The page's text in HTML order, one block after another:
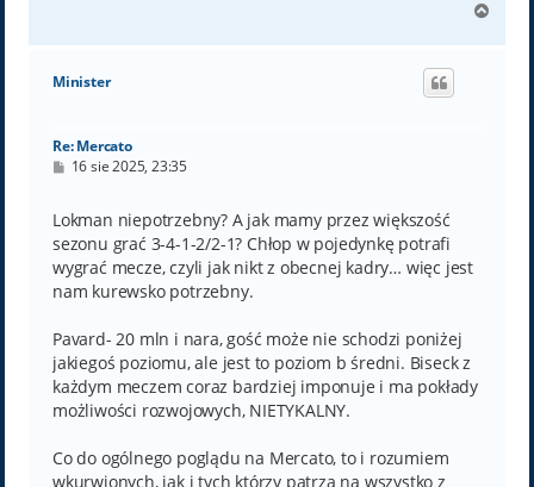
g
Minister
Re: Mercato
P
t
16 sie 2025, 23:35
Lokman niepotrzebny? A jak mamy przez większość
sezonu grać 3-4-1-2/2-1? Chłop w pojedynkę potrafi
wygrać mecze, czyli jak nikt z obecnej kadry… więc jest
nam kurewsko potrzebny.
Pavard- 20 mln i nara, gość może nie schodzi poniżej
jakiegoś poziomu, ale jest to poziom b średni. Biseck z
każdym meczem coraz bardziej imponuje i ma pokłady
możliwości rozwojowych, NIETYKALNY.
Co do ogólnego poglądu na Mercato, to i rozumiem
wkurwionych, jak i tych którzy patrzą na wszystko z